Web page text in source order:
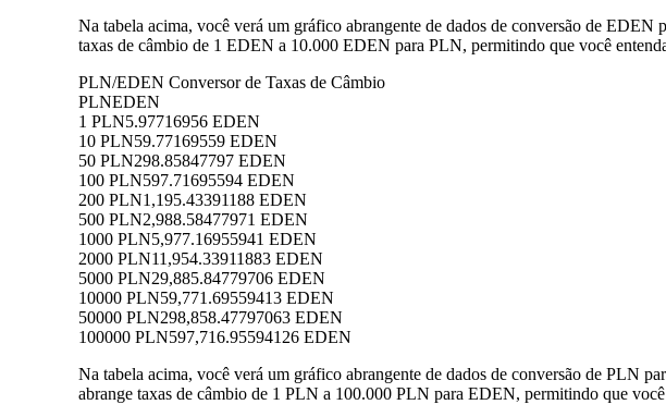
Na tabela acima, você verá um gráfico abrangente de dados de conversão de
taxas de câmbio de 1 EDEN a 10.000 EDEN para PLN, permitindo que você
PLN/EDEN Conversor de Taxas de Câmbio
PLNEDEN
1 PLN5.97716956 EDEN
10 PLN59.77169559 EDEN
50 PLN298.85847797 EDEN
100 PLN597.71695594 EDEN
200 PLN1,195.43391188 EDEN
500 PLN2,988.58477971 EDEN
1000 PLN5,977.16955941 EDEN
2000 PLN11,954.33911883 EDEN
5000 PLN29,885.84779706 EDEN
10000 PLN59,771.69559413 EDEN
50000 PLN298,858.47797063 EDEN
100000 PLN597,716.95594126 EDEN
Na tabela acima, você verá um gráfico abrangente de dados de conversão de PLN
abrange taxas de câmbio de 1 PLN a 100.000 PLN para EDEN, permitindo que